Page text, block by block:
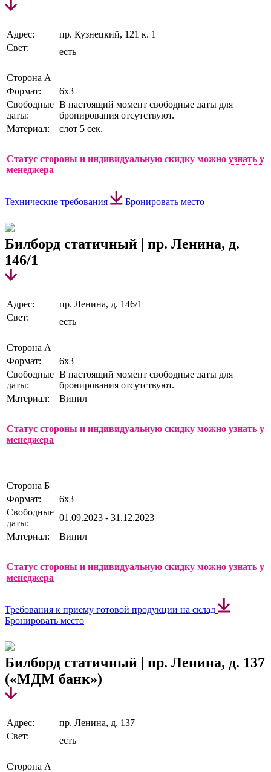
Адрес:
пр. Кузнецкий, 121 к. 1
Свет:
есть
Сторона А
Формат:
6х3
Свободные
даты:
В настоящий момент свободные даты для
бронирования отсутствуют.
Материал:
слот 5 сек.
Статус стороны и индивидуальную скидку можно узнать у
менеджера
Технические требования Бронировать место
Билборд статичный | пр. Ленина, д.
146/1
Адрес:
пр. Ленина, д. 146/1
Свет:
есть
Сторона А
Формат:
6х3
Свободные
даты:
В настоящий момент свободные даты для
бронирования отсутствуют.
Материал:
Винил
Статус стороны и индивидуальную скидку можно узнать у
менеджера
Сторона Б
Формат:
6х3
Свободные
даты:
01.09.2023 - 31.12.2023
Материал:
Винил
Статус стороны и индивидуальную скидку можно узнать у
менеджера
Требования к приему готовой продукции на склад
Бронировать место
Билборд статичный | пр. Ленина, д. 137
(«МДМ банк»)
Адрес:
пр. Ленина, д. 137
Свет:
есть
Сторона А